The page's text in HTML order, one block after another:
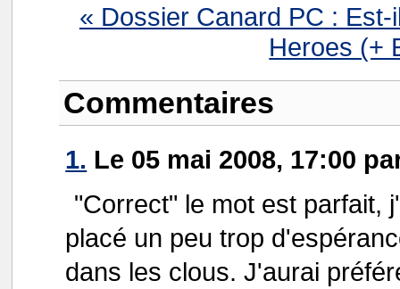
« Dossier Canard PC :
Heroes (+
Commentaires
1. Le 05 mai 2008, 17:00
"Correct" le mot est parfait,
placé un peu trop
dans les clous. J'aurai